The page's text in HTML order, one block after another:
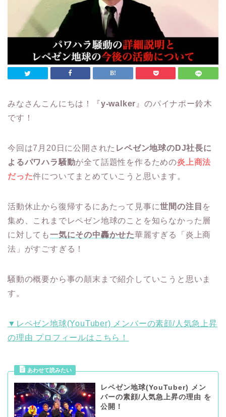
みなさんこんにちは！『y-walker 』のパイナポー鈴木
です！
今回は7月20日に公開された レペゼン地球のDJ社長に
よるパワハラ騒動が全て話題性を作るための炎上商法
だった件についてまとめていこうと思います。
活動休止から復帰するにあたって見事に世間の注目 を
集め、これまでレペゼン地球のことを知らなかった層
に対しても一気にその中轟かせた華麗すぎる「炎上商
法」がすごすぎる！
騒動の概要から事の顛末まで紹介していこうと思いま
す。
▼レペゼン地球(YouTuber) メンバーの素顔/人気急上昇
の理由 プロフィールはこちら！
レペゼン地球(YouTuber) メン
バーの素顔/人気急上昇の理由 を
公開！